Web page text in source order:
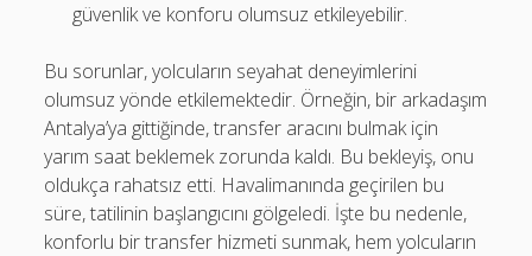
güvenlik ve konforu olumsuz etkileyebilir.
Bu sorunlar, yolcuların seyahat deneyimlerini
olumsuz yönde etkilemektedir. Örneğin, bir arkadaşım
Antalya’ya gittiğinde, transfer aracını bulmak için
yarım saat beklemek zorunda kaldı. Bu bekleyiş, onu
oldukça rahatsız etti. Havalimanında geçirilen bu
süre, tatilinin başlangıcını gölgeledi. İşte bu nedenle,
konforlu bir transfer hizmeti sunmak, hem yolcuların